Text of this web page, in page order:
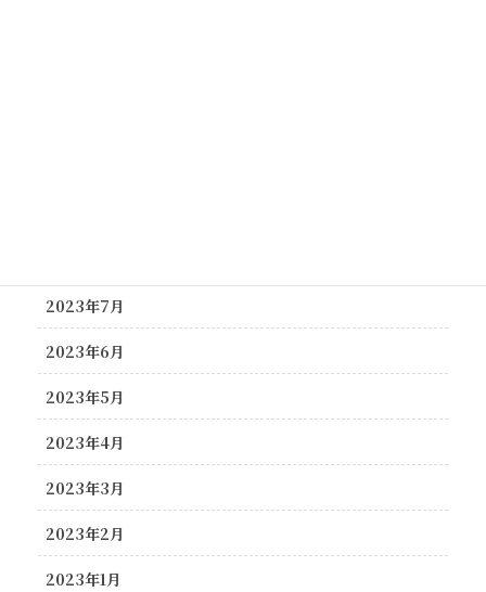
2023年7月
2023年6月
2023年5月
2023年4月
2023年3月
2023年2月
2023年1月